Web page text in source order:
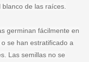
de las raíces.
germinan fácilmente en
se han estratificado a
Las semillas no se